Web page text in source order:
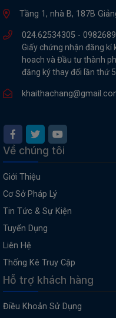
Tầng 1, nhà B, 187B
024.62534305 -
Giấy chứng nhận đăng kí
hoach và Đầu tư thành
đăng ký thay đổi lần thứ
Về chúng tôi
Giới Thiệu
Cơ Sở Pháp Lý
Tin Tức & Sự Kiện
Tuyển Dụng
Liên Hệ
Thống Kê Truy Cập
Hỗ trợ khách hàng
Điều Khoản Sử Dụng